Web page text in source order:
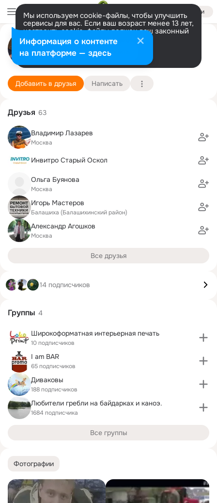
Войти
Мы используем cookie-файлы, чтобы улучшить
сервисы для вас. Если ваш возраст менее 13 лет,
настроить cookie-файлы должен ваш законный
представитель. Больше информации
Разрешить все Настроить
Игорь Диваков
Москва
5 марта (55 лет)
Московский техникум информатики и
Подробнее
Добавить в друзья Написать
Фотографии
Друзья 63
Владимир Лазарев
Москва
Инвитро Старый Оскол
Ольга Буянова
Москва
Игорь Мастеров
Балашиха (Балашихинский район)
Александр Агошков
Москва
Все друзья
14 подписчиков
Группы 4
Широкоформатная интерьерная печать
10 подписчиков
I am BAR
65 подписчиков
Диваковы
188 подписчиков
Любители гребли на байдарках и каноэ.
1684 подписчика
Все группы
Информация о контенте
на платформе — здесь